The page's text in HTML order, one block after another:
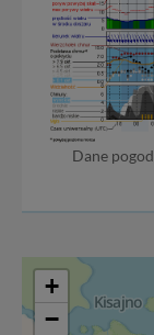
Dane
+
−